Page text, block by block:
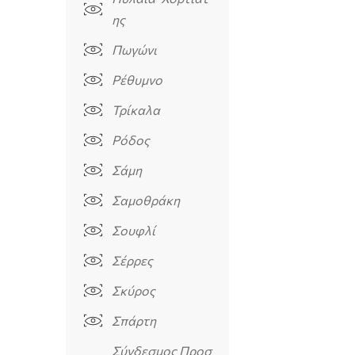
ης
Πωγώνι
Ρέθυμνο
Τρίκαλα
Ρόδος
Σάμη
Σαμοθράκη
Σουφλί
Σέρρες
Σκύρος
Σπάρτη
Σύνδεσμος Προσ